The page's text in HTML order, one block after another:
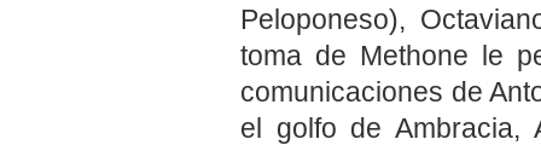
Peloponeso),
toma de Methone le
comunicaciones de
el golfo de Ambracia,